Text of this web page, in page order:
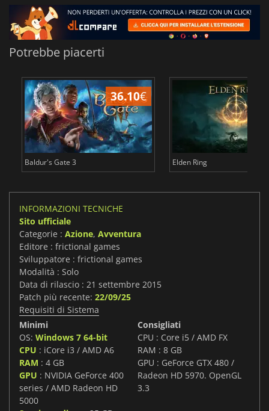
Potrebbe piacerti
36.10€
Baldur's Gate 3 Elden Ring
INFORMAZIONI TECNICHE
Sito ufficiale
Categorie : Azione, Avventura
Editore : frictional games
Sviluppatore : frictional games
Modalità : Solo
Data di rilascio : 21 settembre 2015
Patch più recente: 22/09/25
Requisiti di Sistema
Minimi
OS: Windows 7 64-bit
CPU : iCore i3 / AMD A6
RAM : 4 GB
GPU : NVIDIA GeForce 400
series / AMD Radeon HD
5000
Consigliati
CPU : Core i5 / AMD FX
RAM : 8 GB
GPU : GeForce GTX 480 /
Radeon HD 5970. OpenGL
3.3